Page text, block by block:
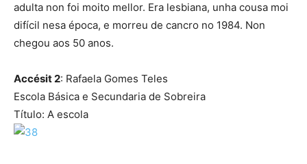
adulta non foi moito mellor. Era lesbiana, unha cousa moi
difícil nesa época, e morreu de cancro no 1984. Non
chegou aos 50 anos.
Accésit 2: Rafaela Gomes Teles
Escola Básica e Secundaria de Sobreira
Título: A escola